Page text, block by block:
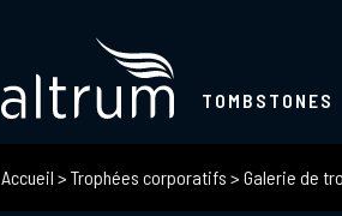
TOMBSTONES
Accueil > Trophées corporatifs > Galerie de